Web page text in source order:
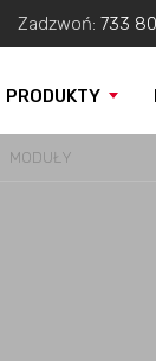
Zadzwoń: 733
PRODUKTY
MODUŁY